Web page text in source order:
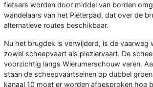
fietsers worden door middel van borden
wandelaars van het Pieterpad, dat over de
alternatieve routes beschikbaar.
Nu het brugdek is verwijderd, is de vaarweg
zowel scheepvaart als pleziervaart. De
voorzichtig langs Wierumerschouw varen.
staan de scheepvaartseinen op dubbel
kanaal 10 moet er worden afgesproken hoe